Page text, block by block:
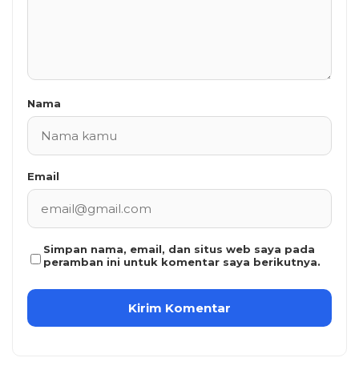
Nama
Email
Simpan nama, email, dan situs web saya pada
peramban ini untuk komentar saya berikutnya.